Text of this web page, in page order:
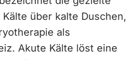
über kalte Duschen,
als
Akute Kälte löst eine